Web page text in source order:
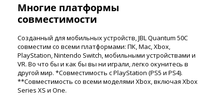
Многие платформы
совместимости
Созданный для мобильных устройств, JBL Quantum 50C
совместим со всеми платформами: ПК, Mac, Xbox,
PlayStation, Nintendo Switch, мобильными устройствами и
VR. Во что бы и как бы вы ни играли, легко окунитесь в
другой мир. *Совместимость с PlayStation (PS5 и PS4).
**Совместимость со всеми моделями Xbox, включая Xbox
Series XS и One.